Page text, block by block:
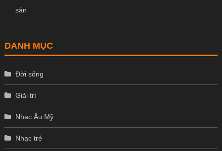
sản
DANH MỤC
Đời sống
Giải trí
Nhạc Âu Mỹ
Nhạc trẻ